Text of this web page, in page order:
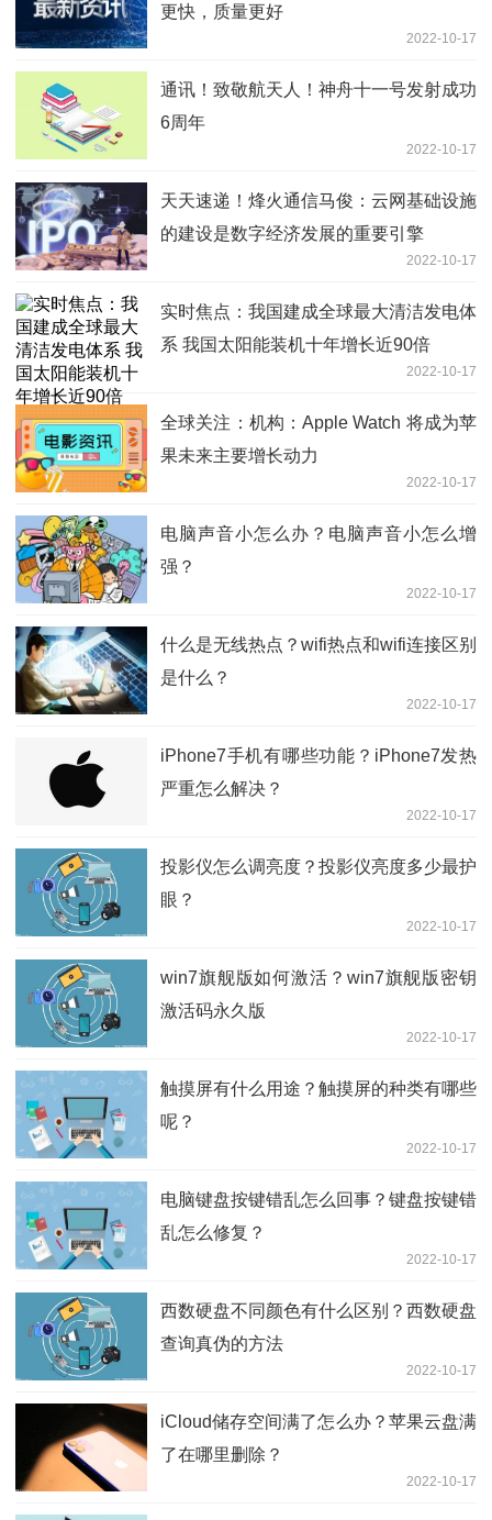
更快，质量更好
2022-10-17
通讯！致敬航天人！神舟十一号发射成功
6周年
2022-10-17
天天速递！烽火通信马俊：云网基础设施
的建设是数字经济发展的重要引擎
2022-10-17
实时焦点：我国建成全球最大清洁发电体
系 我国太阳能装机十年增长近90倍
2022-10-17
全球关注：机构：Apple Watch 将成为苹
果未来主要增长动力
2022-10-17
电脑声音小怎么办？电脑声音小怎么增
强？
2022-10-17
什么是无线热点？wifi热点和wifi连接区别
是什么？
2022-10-17
iPhone7手机有哪些功能？iPhone7发热
严重怎么解决？
2022-10-17
投影仪怎么调亮度？投影仪亮度多少最护
眼？
2022-10-17
win7旗舰版如何激活？win7旗舰版密钥
激活码永久版
2022-10-17
触摸屏有什么用途？触摸屏的种类有哪些
呢？
2022-10-17
电脑键盘按键错乱怎么回事？键盘按键错
乱怎么修复？
2022-10-17
西数硬盘不同颜色有什么区别？西数硬盘
查询真伪的方法
2022-10-17
iCloud储存空间满了怎么办？苹果云盘满
了在哪里删除？
2022-10-17